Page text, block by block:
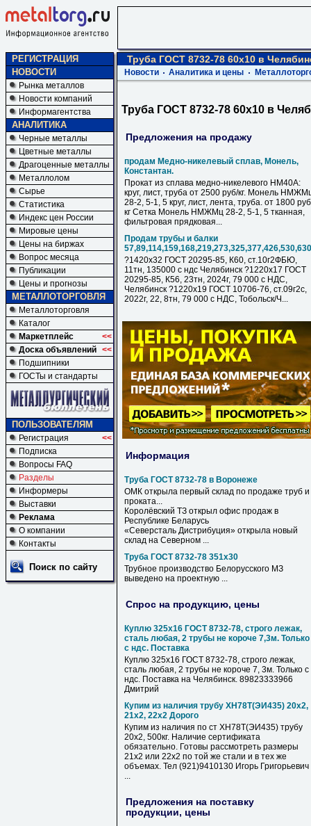
РЕГИСТРАЦИЯ
НОВОСТИ
Рынка металлов
Новости компаний
Информагентства
АНАЛИТИКА
Черные металлы
Цветные металлы
Драгоценные металлы
Металлолом
Сырье
Статистика
Индекс цен России
Мировые цены
Цены на биржах
Вопрос месяца
Публикации
Цены и прогнозы
МЕТАЛЛОТОРГОВЛЯ
Металлоторговля
Каталог
Маркетплейс
<<
Доска объявлений <<
Подшипники
ГОСТы и стандарты
ПОЛЬЗОВАТЕЛЯМ
Регистрация
<<
Подписка
Вопросы FAQ
Разделы
Информеры
Выставки
Реклама
О компании
Контакты
Поиск по сайту
Труба ГОСТ 8732-78 60х10 в
Новости Аналитика и цены
Труба ГОСТ 8732-78 60х10 в
Предложения на продажу
продам Медно-никелевый сплав, Монель,
Константан.
Прокат из сплава медно-никелевого НМ40А:
круг, лист, труба от 2500 руб/кг. Монель
28-2, 5-1, 5 круг, лист, лента, труба. от 1800
кг Сетка Монель НМЖМц 28-2, 5-1, 5 тканная,
фильтровая прядковая...
Продам трубы и балки
?1420х32 ГОСТ 20295-85, К60, ст.10г2ФБЮ,
11тн, 135000 с ндс Челябинск ?1220х17 ГОСТ
20295-85, К56, 23тн, 2024г, 79 000 с НДC,
Челябинск ?1220х19 ГОСТ 10706-76, ст.09г2с,
2022г, 22, 8тн, 79 000 с НДC, Тобольск/Ч...
Информация
Труба ГОСТ 8732-78 в Воронеже
ОМК открыла первый склад по продаже труб и
проката...
Королёвский ТЗ открыл офис продаж в
Республике Беларусь
«Северсталь Дистрибуция» открыла новый
склад на Северном ...
Труба ГОСТ 8732-78 351х30
Трубное производство Белорусского МЗ
выведено на проектную ...
Спрос на продукцию, цены
Куплю 325х16 ГОСТ 8732-78, строго лежак,
сталь любая, 2 трубы не короче 7,3м. Только
с ндс. Поставка
Куплю 325х16 ГОСТ 8732-78, строго лежак,
сталь любая, 2 трубы не короче 7, 3м. Только с
ндс. Поставка на Челябинск. 89823333966
Дмитрий
Купим из наличия трубу ХН78Т(ЭИ435) 20х2,
21х2, 22х2 Дорого
Купим из наличия по ст ХН78Т(ЭИ435) трубу
20х2, 500кг. Наличие сертификата
обязательно. Готовы рассмотреть размеры
21х2 или 22х2 по той же стали и в тех же
объемах. Тел (921)9410130 Игорь Григорьевич
...
Предложения на поставку
продукции, цены